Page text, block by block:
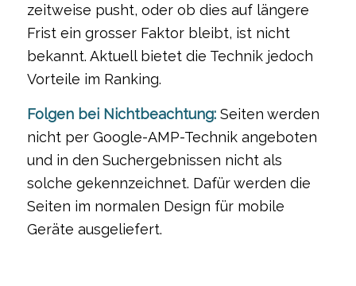
zeitweise pusht, oder ob dies auf längere
Frist ein grosser Faktor bleibt, ist nicht
bekannt. Aktuell bietet die Technik jedoch
Vorteile im Ranking.
Folgen bei Nichtbeachtung: Seiten werden
nicht per Google-AMP-Technik angeboten
und in den Suchergebnissen nicht als
solche gekennzeichnet. Dafür werden die
Seiten im normalen Design für mobile
Geräte ausgeliefert.